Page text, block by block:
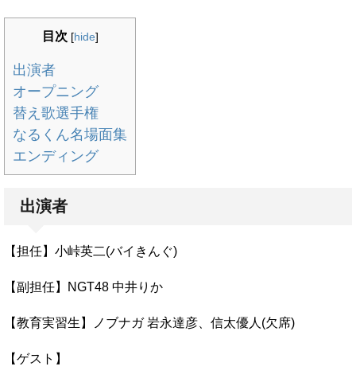
目次 [hide]
出演者
オープニング
替え歌選手権
なるくん名場面集
エンディング
出演者
【担任】小峠英二(バイきんぐ)
【副担任】NGT48 中井りか
【教育実習生】ノブナガ 岩永達彦、信太優人(欠席)
【ゲスト】